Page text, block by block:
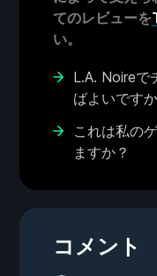
てのレビューを
い。
L.A. Noireで
ばよいです
これは私の
ますか？
コメント